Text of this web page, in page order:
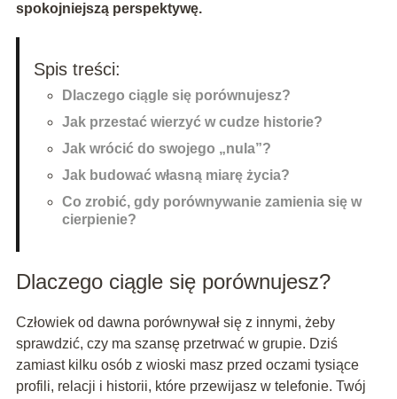
spokojniejszą perspektywę.
Spis treści:
Dlaczego ciągle się porównujesz?
Jak przestać wierzyć w cudze historie?
Jak wrócić do swojego „nula”?
Jak budować własną miarę życia?
Co zrobić, gdy porównywanie zamienia się w
cierpienie?
Dlaczego ciągle się porównujesz?
Człowiek od dawna porównywał się z innymi, żeby
sprawdzić, czy ma szansę przetrwać w grupie. Dziś
zamiast kilku osób z wioski masz przed oczami tysiące
profili, relacji i historii, które przewijasz w telefonie. Twój